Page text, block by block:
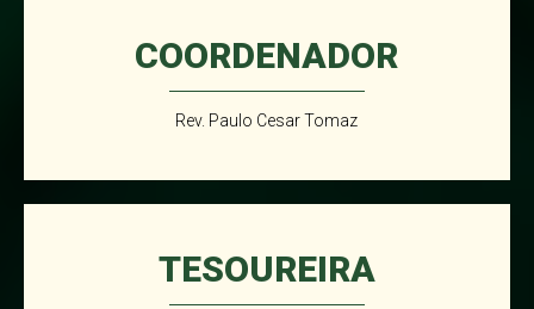
COORDENADOR
Rev. Paulo Cesar Tomaz
TESOUREIRA